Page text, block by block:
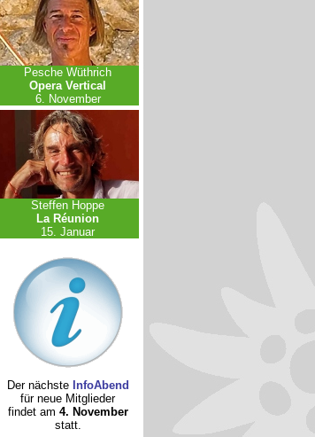
Pesche Wüthrich
Opera Vertical
6. November
Steffen Hoppe
La Réunion
15. Januar
Der nächste InfoAbend
für neue Mitglieder
findet am 4. November
statt.